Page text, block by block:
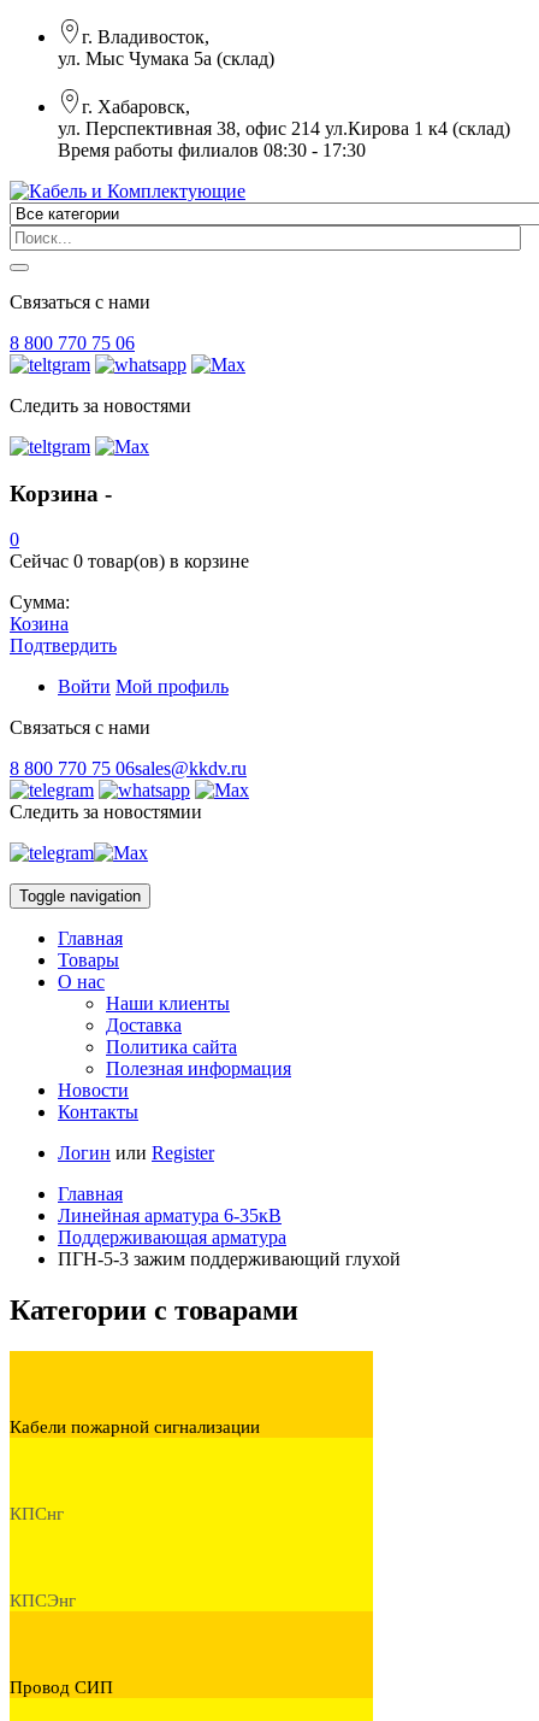
г. Владивосток,
ул. Мыс Чумака 5а (склад)
г. Хабаровск,
ул. Перспективная 38, офис 214 ул.Кирова 1 к4 (склад)
Время работы филиалов 08:30 - 17:30
Связаться с нами
8 800 770 75 06
Следить за новостями
Корзина -
0
Сейчас 0 товар(ов) в корзине
Сумма:
Козина
Подтвердить
Войти Мой профиль
Связаться с нами
8 800 770 75 06sales@kkdv.ru
Следить за новостямии
Toggle navigation
Главная
Товары
О нас
Наши клиенты
Доставка
Политика сайта
Полезная информация
Новости
Контакты
Логин или Register
Главная
Линейная арматура 6-35кВ
Поддерживающая арматура
ПГН-5-3 зажим поддерживающий глухой
Категории с товарами
Кабели пожарной сигнализации
КПСнг
КПСЭнг
Провод СИП